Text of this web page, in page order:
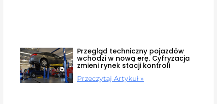
Przegląd techniczny pojazdów
wchodzi w nową erę. Cyfryzacja
zmieni rynek stacji kontroli
Przeczytaj Artykuł »